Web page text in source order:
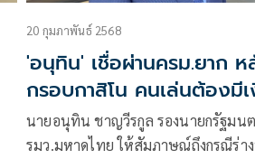
20 กุมภาพันธ์ 2568
'อนุทิน' เชื่อผ่านครม.ยาก
กรอบกาสิโน คนเล่นต้องมี
ล้าน
นายอนุทิน ชาญวีรกูล รองนายกรัฐมน
รมว.มหาดไทย ให้สัมภาษณ์ถึงกรณีร่า